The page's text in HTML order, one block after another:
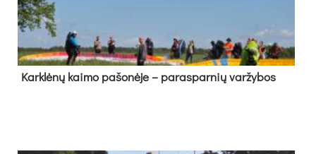
Kark­lė­nų kai­mo pa­šo­nė­je – pa­ras­par­nių var­žy­bos